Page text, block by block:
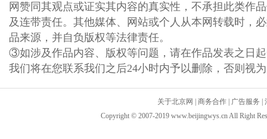
网赞同其观点或证实其内容的真实性，不承担此类作
及连带责任。其他媒体、网站或个人从本网转载时，
品来源，并自负版权等法律责任。
③如涉及作品内容、版权等问题，请在作品发表之日
我们将在您联系我们之后24小时内予以删除，否则视
关于北京网 商务合作 广告服务
Copyright © 2007-2019 www.beijingwys.cn All Right